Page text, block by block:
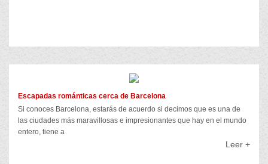
Escapadas románticas cerca de Barcelona
Si conoces Barcelona, estarás de acuerdo si decimos que es una de
las ciudades más maravillosas e impresionantes que hay en el mundo
entero, tiene a
Leer +